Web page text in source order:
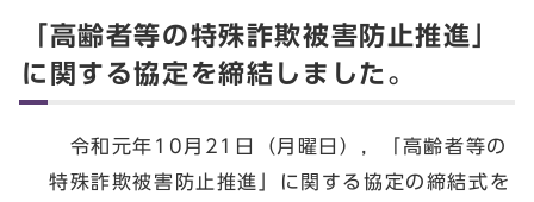
「高齢者等の特殊詐欺被害防止推進」
に関する協定を締結しました。
令和元年10月21日（月曜日），「高齢者等の
特殊詐欺被害防止推進」に関する協定の締結式を